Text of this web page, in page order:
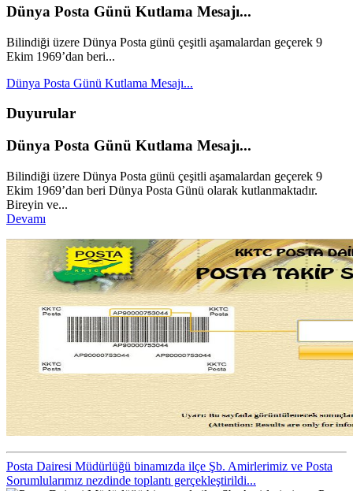
Dünya Posta Günü Kutlama Mesajı...
Bilindiği üzere Dünya Posta günü çeşitli aşamalardan geçerek 9
Ekim 1969’dan beri...
Dünya Posta Günü Kutlama Mesajı...
Duyurular
Dünya Posta Günü Kutlama Mesajı...
Bilindiği üzere Dünya Posta günü çeşitli aşamalardan geçerek 9
Ekim 1969’dan beri Dünya Posta Günü olarak kutlanmaktadır.
Bireyin ve...
Devamı
Posta Dairesi Müdürlüğü binamızda ilçe Şb. Amirlerimiz ve Posta
Sorumlularımız nezdinde toplantı gerçekleştirildi...